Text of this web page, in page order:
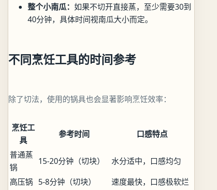
整个小南瓜： 如果不切开直接蒸，至少需要30到
40分钟，具体时间视南瓜大小而定。
不同烹饪工具的时间参考
除了切法，使用的锅具也会显著影响烹饪效率：
烹饪工
具
参考时间
口感特点
普通蒸
锅
15-20分钟（切块）
水分适中，口感均匀
高压锅 5-8分钟（切块）
速度最快，口感极软烂